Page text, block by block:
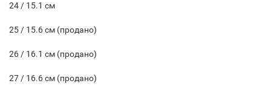
24 / 15.1 см
25 / 15.6 см (продано)
26 / 16.1 см (продано)
27 / 16.6 см (продано)